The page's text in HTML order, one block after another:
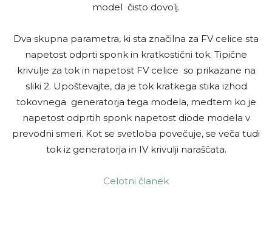
model čisto dovolj.
Dva skupna parametra, ki sta značilna za FV celice sta
napetost odprti sponk in kratkostični tok. Tipične
krivulje za tok in napetost FV celice so prikazane na
sliki 2. Upoštevajte, da je tok kratkega stika izhod
tokovnega generatorja tega modela, medtem ko je
napetost odprtih sponk napetost diode modela v
prevodni smeri. Kot se svetloba povečuje, se veča tudi
tok iz generatorja in IV krivulji naraščata.
Celotni članek